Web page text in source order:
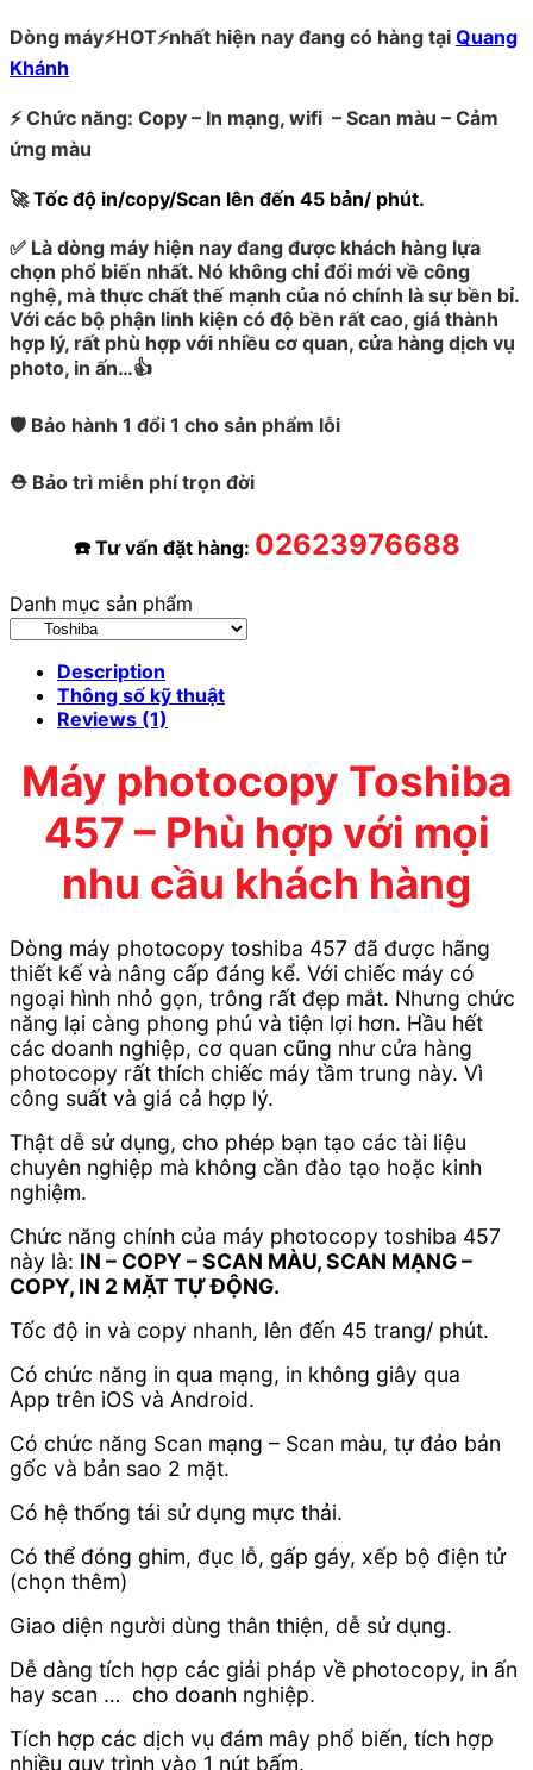
Dòng máy⚡HOT⚡nhất hiện nay đang có hàng tại Quang
Khánh
⚡Chức năng: Copy – In mạng, wifi – Scan màu – Cảm
ứng màu
🚀Tốc độ in/copy/Scan lên đến 45 bản/ phút.
✅ Là dòng máy hiện nay đang được khách hàng lựa
chọn phổ biến nhất. Nó không chỉ đổi mới về công
nghệ, mà thực chất thế mạnh của nó chính là sự bền bỉ.
Với các bộ phận linh kiện có độ bền rất cao, giá thành
hợp lý, rất phù hợp với nhiều cơ quan, cửa hàng dịch vụ
photo, in ấn…👍
🛡️ Bảo hành 1 đổi 1 cho sản phẩm lỗi
⛑️ Bảo trì miễn phí trọn đời
☎️ Tư vấn đặt hàng: 02623976688
Danh mục sản phẩm
Description
Thông số kỹ thuật
Reviews (1)
Máy photocopy Toshiba
457 – Phù hợp với mọi
nhu cầu khách hàng
Dòng máy photocopy toshiba 457 đã được hãng
thiết kế và nâng cấp đáng kể. Với chiếc máy có
ngoại hình nhỏ gọn, trông rất đẹp mắt. Nhưng chức
năng lại càng phong phú và tiện lợi hơn. Hầu hết
các doanh nghiệp, cơ quan cũng như cửa hàng
photocopy rất thích chiếc máy tầm trung này. Vì
công suất và giá cả hợp lý.
Thật dễ sử dụng, cho phép bạn tạo các tài liệu
chuyên nghiệp mà không cần đào tạo hoặc kinh
nghiệm.
Chức năng chính của máy photocopy toshiba 457
này là: IN – COPY – SCAN MÀU, SCAN MẠNG –
COPY, IN 2 MẶT TỰ ĐỘNG.
Tốc độ in và copy nhanh, lên đến 45 trang/ phút.
Có chức năng in qua mạng, in không giây qua
App trên iOS và Android.
Có chức năng Scan mạng – Scan màu, tự đảo bản
gốc và bản sao 2 mặt.
Có hệ thống tái sử dụng mực thải.
Có thể đóng ghim, đục lỗ, gấp gáy, xếp bộ điện tử
(chọn thêm)
Giao diện người dùng thân thiện, dễ sử dụng.
Dễ dàng tích hợp các giải pháp về photocopy, in ấn
hay scan … cho doanh nghiệp.
Tích hợp các dịch vụ đám mây phổ biến, tích hợp
nhiều quy trình vào 1 nút bấm.